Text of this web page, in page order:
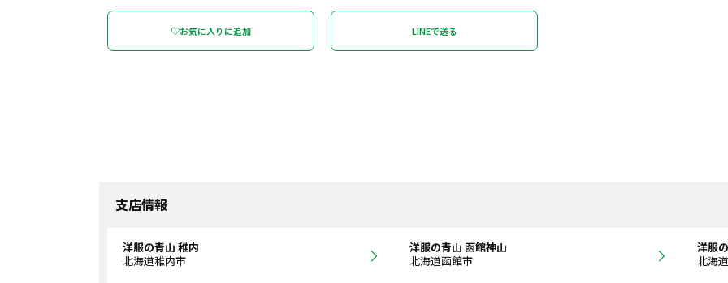
♡お気に入りに追加 LINEで送る
支店情報
洋服の青山 稚内
北海道稚内市
洋服の青山 函館神山
北海道函館市
洋服
北海